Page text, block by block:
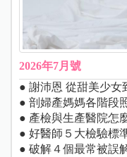
2026年7月號
● 謝沛恩 從甜美少女
● 剖婦產媽媽各階段
● 產檢與生產醫院怎
● 好醫師５大檢驗標
● 破解４個最常被誤